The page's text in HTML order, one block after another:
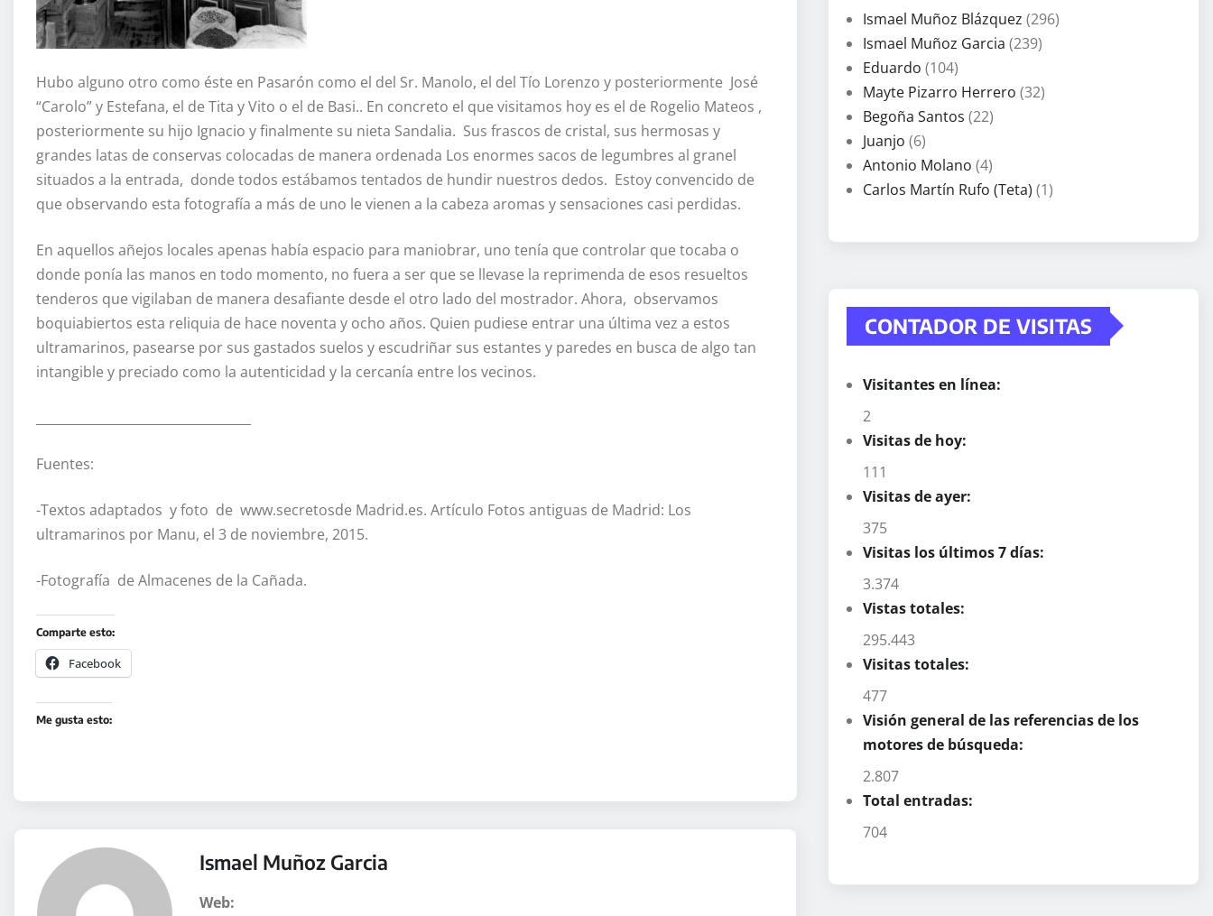
Hubo alguno otro como éste en Pasarón como el del Sr. Manolo, el del Tío Lorenzo y posteriormente José
“Carolo” y Estefana, el de Tita y Vito o el de Basi.. En concreto el que visitamos hoy es el de Rogelio Mateos ,
posteriormente su hijo Ignacio y finalmente su nieta Sandalia. Sus frascos de cristal, sus hermosas y
grandes latas de conservas colocadas de manera ordenada Los enormes sacos de legumbres al granel
situados a la entrada, donde todos estábamos tentados de hundir nuestros dedos. Estoy convencido de
que observando esta fotografía a más de uno le vienen a la cabeza aromas y sensaciones casi perdidas.
En aquellos añejos locales apenas había espacio para maniobrar, uno tenía que controlar que tocaba o
donde ponía las manos en todo momento, no fuera a ser que se llevase la reprimenda de esos resueltos
tenderos que vigilaban de manera desafiante desde el otro lado del mostrador. Ahora, observamos
boquiabiertos esta reliquia de hace noventa y ocho años. Quien pudiese entrar una última vez a estos
ultramarinos, pasearse por sus gastados suelos y escudriñar sus estantes y paredes en busca de algo tan
intangible y preciado como la autenticidad y la cercanía entre los vecinos.
Fuentes:
-Textos adaptados y foto de www.secretosde Madrid.es. Artículo Fotos antiguas de Madrid: Los
ultramarinos por Manu, el 3 de noviembre, 2015.
-Fotografía de Almacenes de la Cañada.
Comparte esto:
Facebook
Me gusta esto:
Ismael Muñoz Garcia
Web:
Ismael Muñoz Blázquez (296)
Ismael Muñoz Garcia (239)
Eduardo (104)
Mayte Pizarro Herrero (32)
Begoña Santos (22)
Juanjo (6)
Antonio Molano (4)
Carlos Martín Rufo (Teta) (1)
CONTADOR DE VISITAS
Visitantes en línea:
2
Visitas de hoy:
111
Visitas de ayer:
375
Visitas los últimos 7 días:
3.374
Vistas totales:
295.443
Visitas totales:
477
Visión general de las referencias de los
motores de búsqueda:
2.807
Total entradas:
704